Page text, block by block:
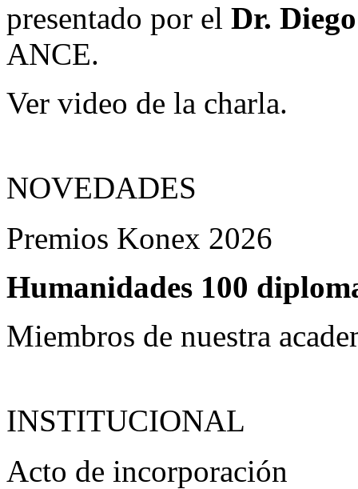
presentado por el Dr.
ANCE.
Ver video de la charla.
NOVEDADES
Premios Konex 2026
Humanidades 100
Miembros de nuestra
INSTITUCIONAL
Acto de incorporación